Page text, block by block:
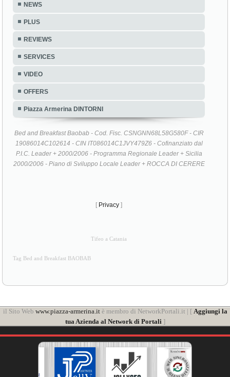
NEWS
PLUS
REVIEWS
SERVICES
VIDEO
OFFERS
Piazza Armerina DINTORNI
Bed and Breakfast Baobab - Cod. Fisc. CSNGNN68L58G580F - CIR
19086014C102614 - CIN IT086014C1JVY479Z6 - Cofinanziato dal
P.I.C. Leader + 2000/2006 - Programma Regionale Leader + Sicilia
2000/2006 - Piano di Sviluppo Locale Leader + ROCCA DI CERERE
[ Privacy ]
Tifeo a Catania
Tag Bed and Breakfast BAOBAB
il Sito Web www.piazza-armerina.itè membro di NetworkPortali.it | [ Aggiungi la
tua Azienda al Network di Portali ]